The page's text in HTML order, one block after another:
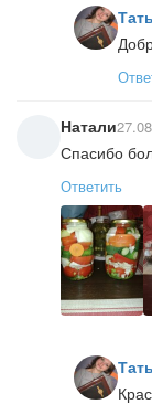
Натали
Спасибо
Ответить